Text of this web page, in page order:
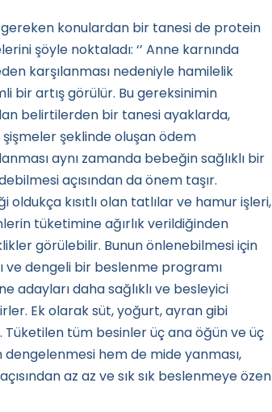
konulardan bir tanesi de protein
şöyle noktaladı: ‘’ Anne karnında
karşılanması nedeniyle hamilelik
bir artış görülür. Bu gereksinimin
belirtilerden bir tanesi ayaklarda,
şeklinde oluşan ödem
aynı zamanda bebeğin sağlıklı bir
açısından da önem taşır.
kısıtlı olan tatlılar ve hamur işleri,
tüketimine ağırlık verildiğinden
görülebilir. Bunun önlenebilmesi için
ve dengeli bir beslenme programı
adayları daha sağlıklı ve besleyici
Ek olarak süt, yoğurt, ayran gibi
tüm besinler üç ana öğün ve üç
dengelenmesi hem de mide yanması,
az az ve sık sık beslenmeye özen